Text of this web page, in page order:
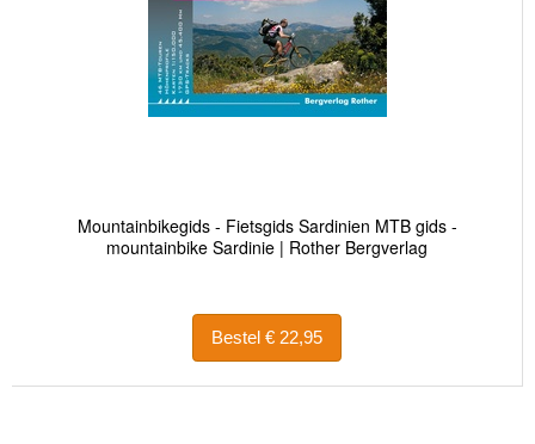
Mountainbikegids - Fietsgids Sardinien MTB gids -
mountainbike Sardinie | Rother Bergverlag
Bestel € 22,95